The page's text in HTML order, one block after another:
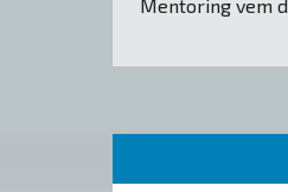
Mentoring vem